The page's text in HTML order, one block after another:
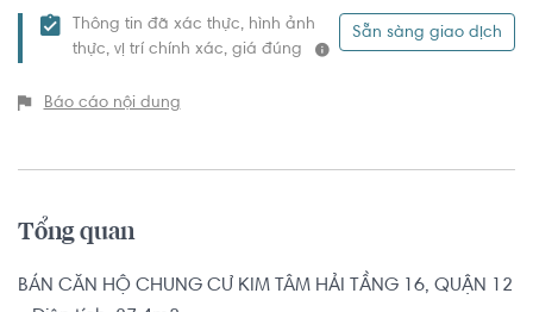
Thông tin đã xác thực, hình ảnh
thực, vị trí chính xác, giá đúng
Sẵn sàng giao dịch
Báo cáo nội dung
Tổng quan
BÁN CĂN HỘ CHUNG CƯ KIM TÂM HẢI TẦNG 16, QUẬN 12